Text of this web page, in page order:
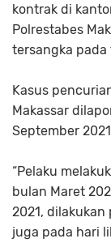
kontrak di
Polrestabes
tersangka
Kasus
Makassar
September
“Pelaku
bulan Maret
2021,
juga pada hari